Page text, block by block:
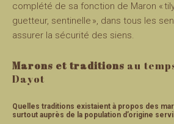
complété de sa fonction de Maron «
guetteur, sentinelle », dans tous les
assurer la sécurité des siens.
Marons et traditions au
Dayot
Quelles traditions existaient à propos des
surtout auprès de la population d’origine